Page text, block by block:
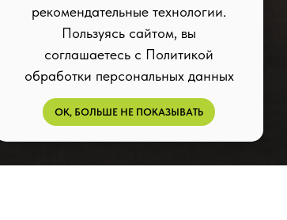
рекомендательные технологии.
Пользуясь сайтом, вы
соглашаетесь с Политикой
обработки персональных данных
ОК, БОЛЬШЕ НЕ ПОКАЗЫВАТЬ